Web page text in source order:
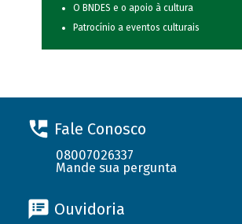
O BNDES e o apoio à cultura
Patrocínio a eventos culturais
Fale Conosco
08007026337
Mande sua pergunta
Ouvidoria